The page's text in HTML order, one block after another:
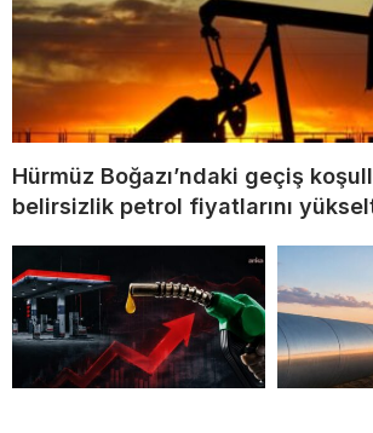
Hürmüz Boğazı’ndaki geçiş
belirsizlik petrol fiyatlarını